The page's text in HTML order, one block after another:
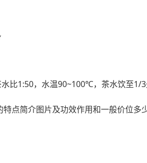
比1:50，水温90~100℃，茶水饮至1/3